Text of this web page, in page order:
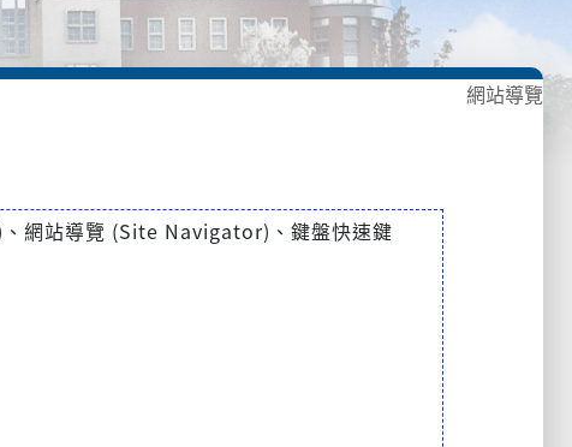
網站導覽
、網站導覽 (Site Navigator)、鍵盤快速鍵